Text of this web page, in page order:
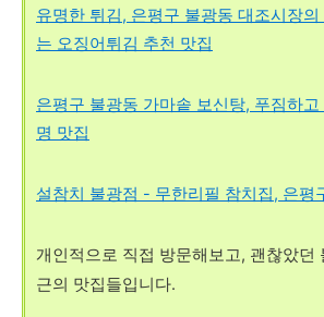
유명한 튀김, 은평구 불광동 대조시장
는 오징어튀김 추천 맛집
은평구 불광동 가마솥 보신탕, 푸짐하
명 맛집
설참치 불광점 - 무한리필 참치집, 은평
개인적으로 직접 방문해보고, 괜찮았던
근의 맛집들입니다.